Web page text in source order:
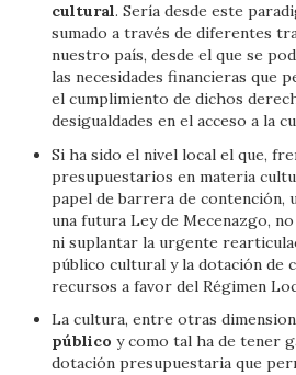
cultural. Sería desde este
sumado a través de diferentes
nuestro país, desde el que se
las necesidades financieras que
el cumplimiento de dichos
desigualdades en el acceso a la
Si ha sido el nivel local el que,
presupuestarios en materia
papel de barrera de contención,
una futura Ley de Mecenazgo,
ni suplantar la urgente
público cultural y la dotación de
recursos a favor del Régimen
La cultura, entre otras
público y como tal ha de tener
dotación presupuestaria que